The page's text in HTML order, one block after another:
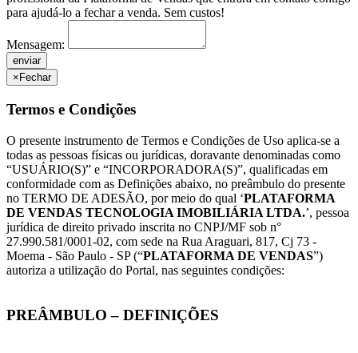
para ajudá-lo a fechar a venda. Sem custos!
Mensagem:
× Fechar
Termos e Condições
O presente instrumento de Termos e Condições de Uso aplica-se a
todas as pessoas físicas ou jurídicas, doravante denominadas como
“USUÁRIO(S)” e “INCORPORADORA(S)”, qualificadas em
conformidade com as Definições abaixo, no preâmbulo do presente
no TERMO DE ADESÃO, por meio do qual ‘PLATAFORMA
DE VENDAS TECNOLOGIA IMOBILIÁRIA LTDA.’, pessoa
jurídica de direito privado inscrita no CNPJ/MF sob n°
27.990.581/0001-02, com sede na Rua Araguari, 817, Cj 73 -
Moema - São Paulo - SP (“PLATAFORMA DE VENDAS”)
autoriza a utilização do Portal, nas seguintes condições:
PREÂMBULO – DEFINIÇÕES